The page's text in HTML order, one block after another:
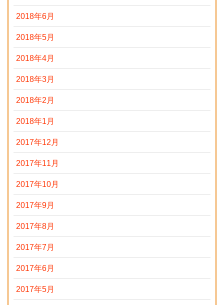
2018年6月
2018年5月
2018年4月
2018年3月
2018年2月
2018年1月
2017年12月
2017年11月
2017年10月
2017年9月
2017年8月
2017年7月
2017年6月
2017年5月